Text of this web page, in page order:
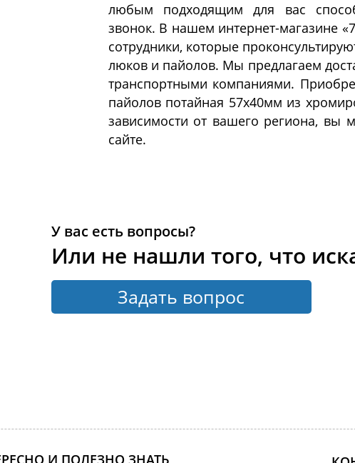
любым подходящим для вас
звонок. В нашем интернет-магазине
сотрудники, которые
люков и пайолов. Мы предлагаем
транспортными компаниями.
пайолов потайная 57x40мм из
зависимости от вашего региона,
сайте.
У вас есть вопросы?
Или не нашли того, что
Задать вопрос